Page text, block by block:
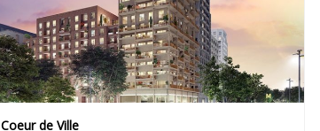
Coeur de Ville